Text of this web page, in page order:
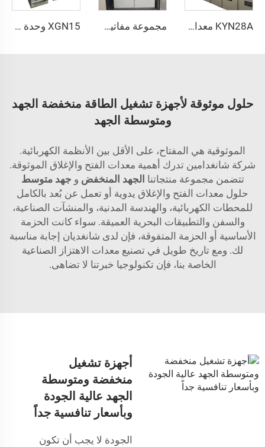
KYN28A معدات توزيع كهرباء مغلفة بالمعدن مجموعة مفاتيح الضغط العالي SDM6 XGN15 وحدة إدارة الشبكة المعزولة بالغاز
حلول موثوقة لأجهزة تشغيل الطاقة منخفضة الجهد
ومتوسطة الجهد
الموثوقية هي المفتاح، على الأقل بين الأنظمة الكهربائية.
شركة شانغدامين تدرك أهمية معدات الفتح والإغلاق الموثوقة.
تتضمن مجموعة منتجاتنا الجهد المنخفض و جهد متوسط
حلول معدات الفتح والإغلاق يدوية أو تعمل عن بُعد بالكامل
للمحطات الكهربائية، والهندسة المدنية، والمنشآت الصناعية،
والسفن والتطبيقات البحرية العميقة. سواء كانت الحزمة
الأساسية أو الحزمة المتفوقة، فإن لدى شانغديان إجابة مناسبة
لك. ومع تاريخ طويل في تصنيع معدات الاهتزاز الصناعية
الخاصة بنا، فإن تكنولوجيا خبرتنا لا تضاهى.
أجهزة تشغيل
منخفضة ومتوسطة
الجهد عالية الجودة
وبأسعار تنافسية جداً
الجودة لا يجب أن تكون